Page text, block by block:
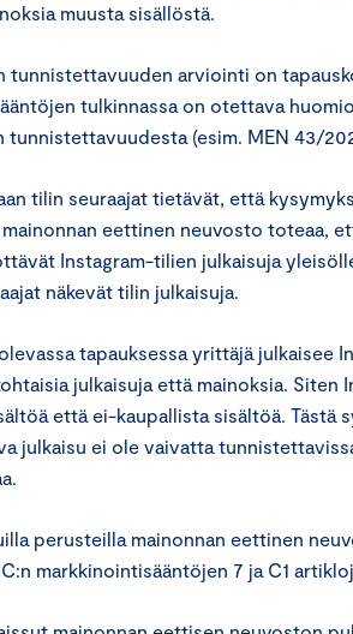
muusta sisällöstä.
tunnistettavuuden arviointi on
tulkinnassa on otettava
tunnistettavuudesta (esim. MEN 43/
tilin seuraajat tietävät, että
eettinen neuvosto toteaa,
Instagram-tilien julkaisuja
näkevät tilin julkaisuja.
tapauksessa yrittäjä julkaisee
julkaisuja että mainoksia. Siten
että ei-kaupallista sisältöä. Tästä
julkaisu ei ole vaivatta
perusteilla mainonnan eettinen
markkinointisääntöjen 7 ja C1